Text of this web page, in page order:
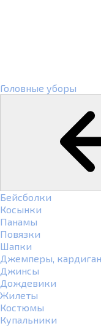
Головные уборы
Бейсболки
Косынки
Панамы
Повязки
Шапки
Джемперы,
Джинсы
Дождевики
Жилеты
Костюмы
Купальники